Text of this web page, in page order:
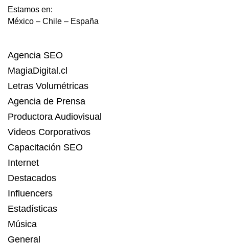
Estamos en:
México – Chile – España
Agencia SEO
MagiaDigital.cl
Letras Volumétricas
Agencia de Prensa
Productora Audiovisual
Videos Corporativos
Capacitación SEO
Internet
Destacados
Influencers
Estadísticas
Música
General